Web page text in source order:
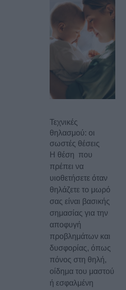
Τεχνικές
θηλασμού: οι
σωστές θέσεις
Η θέση που
πρέπει να
υιοθετήσετε όταν
θηλάζετε το μωρό
σας είναι βασικής
σημασίας για την
αποφυγή
προβλημάτων και
δυσφορίας, όπως
πόνος στη θηλή,
οίδημα του μαστού
ή εσφαλμένη